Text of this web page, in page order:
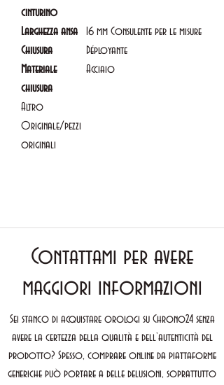
cinturino
Larghezza ansa
16 mm Consulente per le misure
Chiusura
Déployante
Materiale
chiusura
Acciaio
Altro
Originale/pezzi
originali
Contattami per avere
maggiori informazioni
Sei stanco di acquistare orologi su Chrono24 senza
avere la certezza della qualità e dell’autenticità del
prodotto? Spesso, comprare online da piattaforme
generiche può portare a delle delusioni, soprattutto